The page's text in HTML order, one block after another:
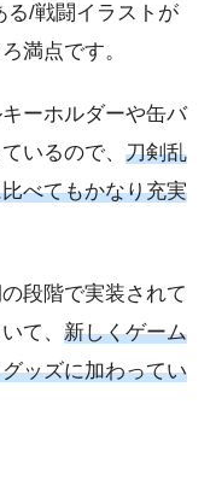
る/戦闘イラストが
満点です。
ーホルダーや缶バ
いるので、 刀剣乱
べてもかなり充実
段階で実装されて
て、 新しくゲーム
ッズに加わってい